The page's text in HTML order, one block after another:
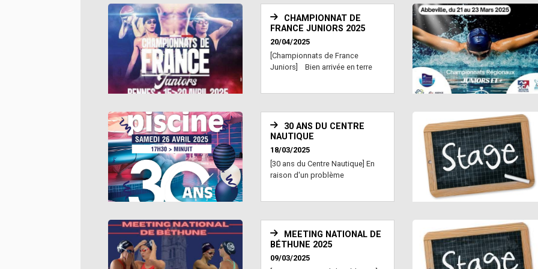
CHAMPIONNAT DE
FRANCE JUNIORS 2025
20/04/2025
[Championnats de France
Juniors] Bien arrivée en terre
30 ANS DU CENTRE
NAUTIQUE
18/03/2025
[30 ans du Centre Nautique] En
raison d'un problème
MEETING NATIONAL DE
BÉTHUNE 2025
09/03/2025